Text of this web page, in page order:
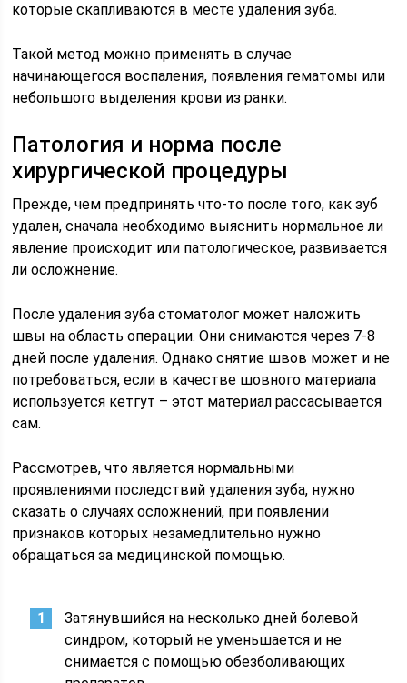
которые скапливаются в месте удаления зуба.
Такой метод можно применять в случае
начинающегося воспаления, появления гематомы или
небольшого выделения крови из ранки.
Патология и норма после
хирургической процедуры
Прежде, чем предпринять что-то после того, как зуб
удален, сначала необходимо выяснить нормальное ли
явление происходит или патологическое, развивается
ли осложнение.
После удаления зуба стоматолог может наложить
швы на область операции. Они снимаются через 7-8
дней после удаления. Однако снятие швов может и не
потребоваться, если в качестве шовного материала
используется кетгут – этот материал рассасывается
сам.
Рассмотрев, что является нормальными
проявлениями последствий удаления зуба, нужно
сказать о случаях осложнений, при появлении
признаков которых незамедлительно нужно
обращаться за медицинской помощью.
Затянувшийся на несколько дней болевой
синдром, который не уменьшается и не
снимается с помощью обезболивающих